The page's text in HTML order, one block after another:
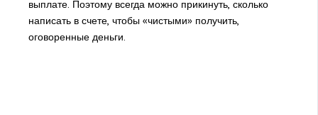
выплате. Поэтому всегда можно прикинуть, сколько
написать в счете, чтобы «чистыми» получить,
оговоренные деньги.